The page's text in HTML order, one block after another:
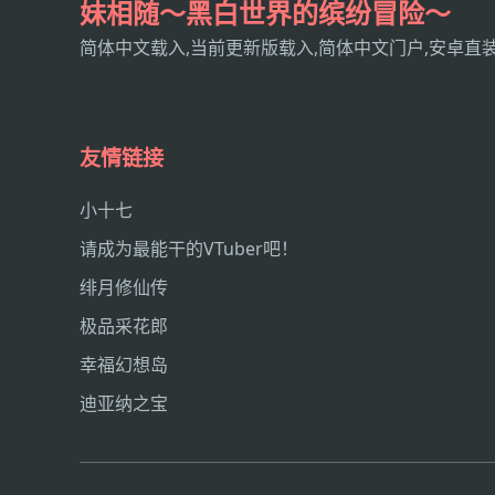
妹相随～黑白世界的缤纷冒险～
简体中文载入,当前更新版载入,简体中文门户,安卓直
友情链接
小十七
请成为最能干的VTuber吧！
绯月修仙传
极品采花郎
幸福幻想岛
迪亚纳之宝